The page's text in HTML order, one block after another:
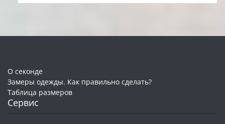
О секонде
Замеры одежды. Как правильно сделать?
Таблица размеров
Сервис